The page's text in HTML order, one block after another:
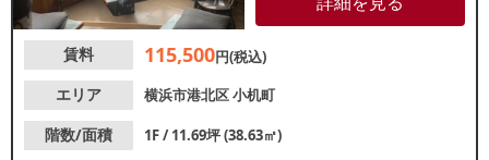
る物件です。
賃料 115,500円(税込)
エリア
横浜市港北区小机町
階数/面積
1F / 11.69坪 (38.63㎡)